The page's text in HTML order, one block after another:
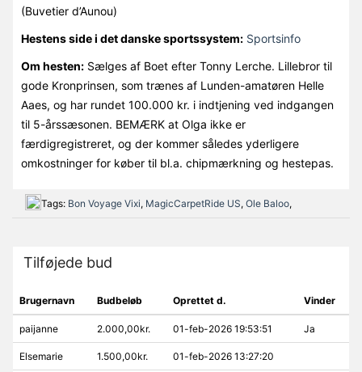
(Buvetier d’Aunou)
Hestens side i det danske sportssystem:Sportsinfo
Om hesten:Sælges af Boet efter Tonny Lerche. Lillebror til
gode Kronprinsen, som trænes af Lunden-amatøren Helle
Aaes, og har rundet 100.000 kr. i indtjening ved indgangen
til 5-årssæsonen. BEMÆRK at Olga ikke er
færdigregistreret, og der kommer således yderligere
omkostninger for køber til bl.a. chipmærkning og hestepas.
Tags: Bon Voyage Vixi, MagicCarpetRide US, Ole Baloo,
Tilføjede bud
Brugernavn Budbeløb Oprettet d. Vinder
paijanne 2.000,00kr. 01-feb-2026 19:53:51 Ja
Elsemarie 1.500,00kr. 01-feb-2026 13:27:20